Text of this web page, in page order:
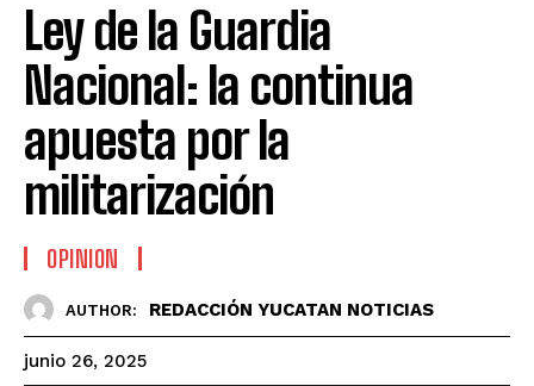
Ley de la Guardia
Nacional: la continua
apuesta por la
militarización
OPINION
AUTHOR: REDACCIÓN YUCATAN NOTICIAS
junio 26, 2025